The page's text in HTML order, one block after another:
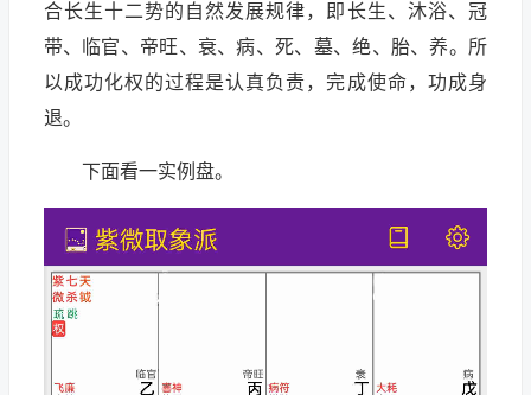
合长生十二势的自然发展规律，即长生、沐浴、冠
带、临官、帝旺、衰、病、死、墓、绝、胎、养。所
以成功化权的过程是认真负责，完成使命，功成身
退。
下面看一实例盘。